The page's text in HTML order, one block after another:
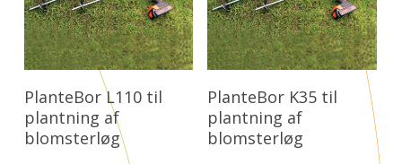
Læs Mere
PlanteBor L110 til
plantning af
blomsterløg
Læs Mere
PlanteBor K35 til
plantning af
blomsterløg